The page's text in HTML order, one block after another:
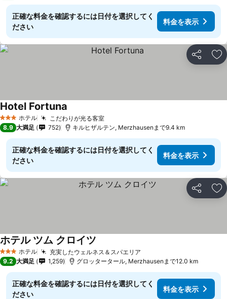
正確な料金を確認するには日付を選択してく
ださい
料金を表示
シェア お
3 ホテルのランク
ホテル こだわりが光る客室
Hotel Fortuna
8.9 大満足 752 キルヒザルテン, Merzhausenまで9.4 km
正確な料金を確認するには日付を選択してく
ださい
料金を表示
シェア お
3 ホテルのランク
ホテル 充実したウェルネス＆スパエリア
ホテル ツム クロイツ
9.2 大満足 1,259 グロッタータール, Merzhausenまで12.0 km
正確な料金を確認するには日付を選択してく
ださい
料金を表示